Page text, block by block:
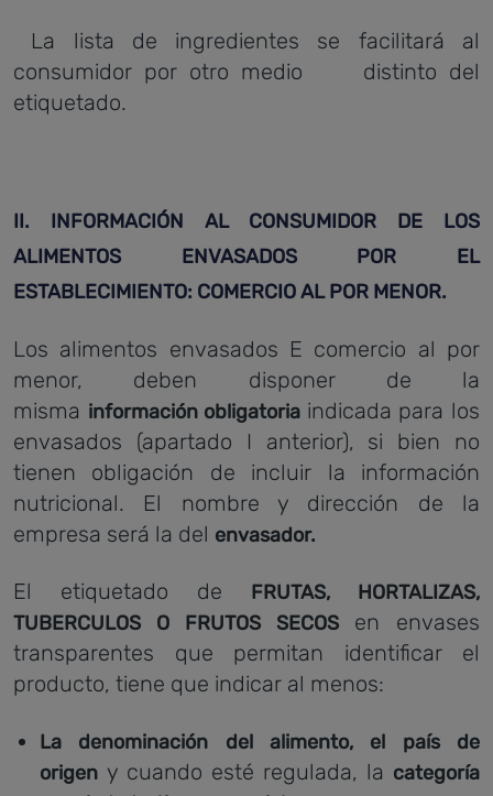
La lista de ingredientes se facilitará al
consumidor por otro medio distinto del
etiquetado.
II. INFORMACIÓN AL CONSUMIDOR DE LOS
ALIMENTOS ENVASADOS POR EL
ESTABLECIMIENTO: COMERCIO AL POR MENOR.
Los alimentos envasados E comercio al por
menor, deben disponer de la
misma información obligatoria indicada para los
envasados (apartado I anterior), si bien no
tienen obligación de incluir la información
nutricional. El nombre y dirección de la
empresa será la del envasador.
El etiquetado de FRUTAS, HORTALIZAS,
TUBERCULOS O FRUTOS SECOS en envases
transparentes que permitan identificar el
producto, tiene que indicar al menos:
La denominación del alimento, el país de
origen y cuando esté regulada, la categoría